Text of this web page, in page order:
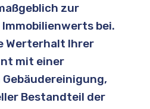
zur
bei.
Werterhalt Ihrer
mit einer
Bestandteil der